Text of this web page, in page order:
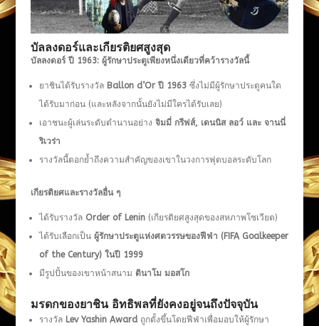
บัลลงดอร์และเกียรติยศสูงสุด
บัลลงดอร์ ปี 1963: ผู้รักษาประตูเพียงหนึ่งเดียวที่คว้ารางวัลนี้
ยาชินได้รับรางวัล Ballon d’Or ปี 1963ซึ่งไม่มีผู้รักษาประตูคนใด
ได้รับมาก่อน (และหลังจากนั้นยังไม่มีใครได้รับเลย)
เอาชนะผู้เล่นระดับตำนานอย่าง จิมมี่ กรีฟส์, เดนนิส ลอว์ และ จานนี่
ริเวร่า
รางวัลนี้ตอกย้ำถึงความสำคัญของเขาในวงการฟุตบอลระดับโลก
เกียรติยศและรางวัลอื่น ๆ
ได้รับรางวัล Order of Lenin(เกียรติยศสูงสุดของสหภาพโซเวียต)
ได้รับเลือกเป็น ผู้รักษาประตูแห่งศตวรรษของฟีฟ่า ( FIFA Goalkeeper
of the Century) ในปี 1999
มีรูปปั้นของเขาหน้าสนาม ดินาโม มอสโก
มรดกของยาชิน อิทธิพลที่ยังคงอยู่จนถึงปัจจุบัน
รางวัล Lev Yashin Awardถูกตั้งขึ้นโดยฟีฟ่าเพื่อมอบให้ผู้รักษา